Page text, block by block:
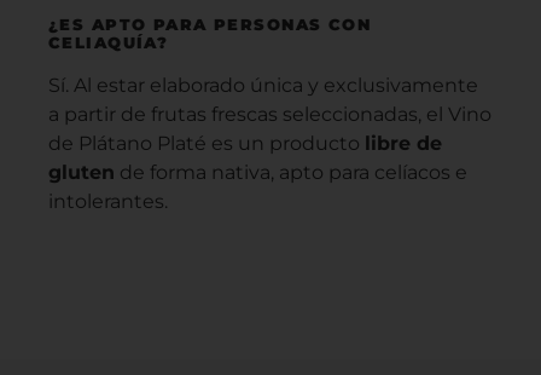
¿ES APTO PARA PERSONAS CON
CELIAQUÍA?
Sí. Al estar elaborado única y exclusivamente
a partir de frutas frescas seleccionadas, el Vino
de Plátano Platé es un producto libre de
gluten de forma nativa, apto para celíacos e
intolerantes.